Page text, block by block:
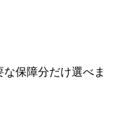
保障分だけ選べま